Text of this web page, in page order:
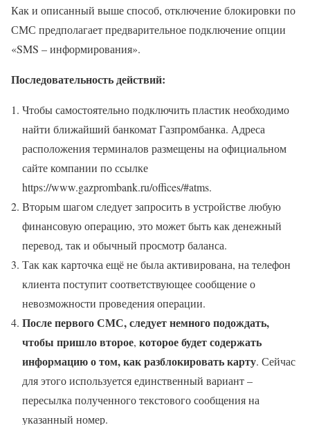
Как и описанный выше способ, отключение блокировки по
СМС предполагает предварительное подключение опции
«SMS – информирования».
Последовательность действий:
Чтобы самостоятельно подключить пластик необходимо
найти ближайший банкомат Газпромбанка. Адреса
расположения терминалов размещены на официальном
сайте компании по ссылке
https://www.gazprombank.ru/offices/#atms.
Вторым шагом следует запросить в устройстве любую
финансовую операцию, это может быть как денежный
перевод, так и обычный просмотр баланса.
Так как карточка ещё не была активирована, на телефон
клиента поступит соответствующее сообщение о
невозможности проведения операции.
После первого СМС, следует немного подождать,
чтобы пришло второе, которое будет содержать
информацию о том, как разблокировать карту. Сейчас
для этого используется единственный вариант –
пересылка полученного текстового сообщения на
указанный номер.